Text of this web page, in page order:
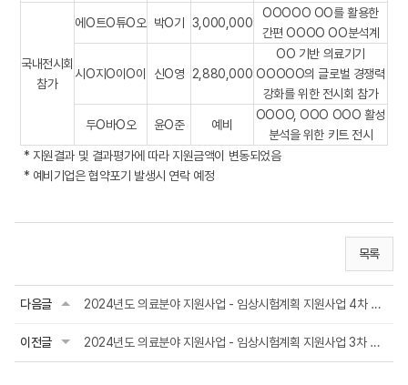
국내전시회
참가
에O트O튜O오 박O기 3,000,000
OOOOO OO를 활용한
간편 OOOO OO분석계
시O지O이O이 신O영 2,880,000
OO 기반 의료기기
OOOOO의 글로벌 경쟁력
강화를 위한 전시회 참가
두O바O오 윤O준 예비
OOOO, OOO OOO 활성
분석을 위한 키트 전시
* 지원결과 및 결과평가에 따라 지원금액이 변동되었음
* 예비기업은 협약포기 발생시 연락 예정
목록
다음글 2024년도 의료분야 지원사업 - 임상시험계획 지원사업 4차 공고
이전글 2024년도 의료분야 지원사업 - 임상시험계획 지원사업 3차 공고